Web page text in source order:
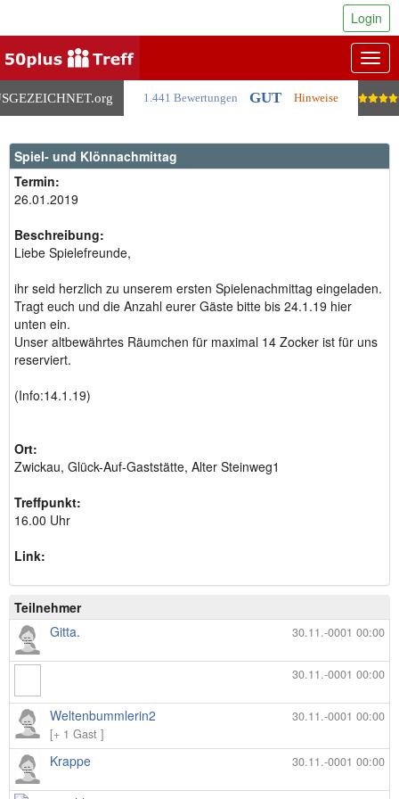
.org 1.441 Bewertungen GUT Hinweise
Login
Spiel- und Klönnachmittag
Termin:
26.01.2019
Beschreibung:
Liebe Spielefreunde,
ihr seid herzlich zu unserem ersten Spielenachmittag eingeladen.
Tragt euch und die Anzahl eurer Gäste bitte bis 24.1.19 hier
unten ein.
Unser altbewährtes Räumchen für maximal 14 Zocker ist für uns
reserviert.
(Info:14.1.19)
Ort:
Zwickau, Glück-Auf-Gaststätte, Alter Steinweg1
Treffpunkt:
16.00 Uhr
Link:
Teilnehmer
30.11.-0001 00:00
Gitta.
30.11.-0001 00:00
30.11.-0001 00:00
Weltenbummlerin2
[+ 1 Gast ]
30.11.-0001 00:00
Krappe